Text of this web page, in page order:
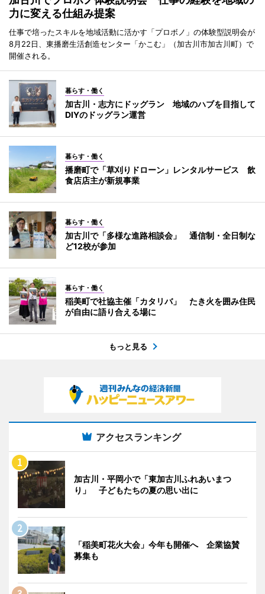
力に変える仕組み提案
仕事で培ったスキルを地域活動に活かす「プロボノ」の体験型説明会が
8月22日、東播磨生活創造センター「かこむ」（加古川市加古川町）で
開催される。
暮らす・働く
加古川・志方にドッグラン 地域のハブを目指して
DIYのドッグラン運営
暮らす・働く
播磨町で「草刈りドローン」レンタルサービス 飲
食店店主が新規事業
暮らす・働く
加古川で「多様な進路相談会」 通信制・全日制な
ど12校が参加
暮らす・働く
稲美町で社協主催「カタリバ」 たき火を囲み住民
が自由に語り合える場に
もっと見る
アクセスランキング
加古川・平岡小で「東加古川ふれあいまつ
り」 子どもたちの夏の思い出に
「稲美町花火大会」今年も開催へ 企業協賛
募集も